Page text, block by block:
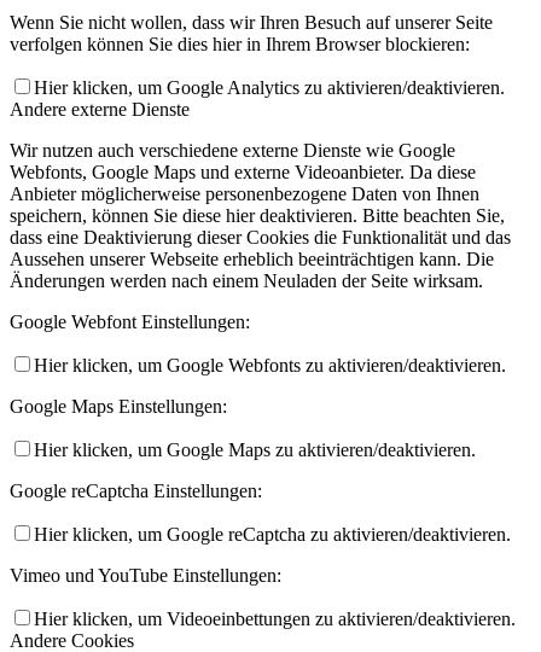
Wenn Sie nicht wollen, dass wir Ihren Besuch auf unserer Seite
verfolgen können Sie dies hier in Ihrem Browser blockieren:
Hier klicken, um Google Analytics zu aktivieren/deaktivieren.
Andere externe Dienste
Wir nutzen auch verschiedene externe Dienste wie Google
Webfonts, Google Maps und externe Videoanbieter. Da diese
Anbieter möglicherweise personenbezogene Daten von Ihnen
speichern, können Sie diese hier deaktivieren. Bitte beachten Sie,
dass eine Deaktivierung dieser Cookies die Funktionalität und das
Aussehen unserer Webseite erheblich beeinträchtigen kann. Die
Änderungen werden nach einem Neuladen der Seite wirksam.
Google Webfont Einstellungen:
Hier klicken, um Google Webfonts zu aktivieren/deaktivieren.
Google Maps Einstellungen:
Hier klicken, um Google Maps zu aktivieren/deaktivieren.
Google reCaptcha Einstellungen:
Hier klicken, um Google reCaptcha zu aktivieren/deaktivieren.
Vimeo und YouTube Einstellungen:
Hier klicken, um Videoeinbettungen zu aktivieren/deaktivieren.
Andere Cookies